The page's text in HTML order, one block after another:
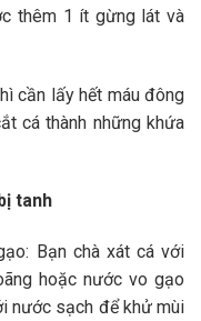
thêm 1 ít gừng lát và
cần lấy hết máu đông
cá thành những khứa
tanh
Bạn chà xát cá với
hoặc nước vo gạo
nước sạch để khử mùi